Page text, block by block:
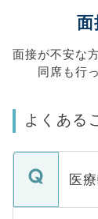
面
面接が不安な方
同席も行
よくある
医